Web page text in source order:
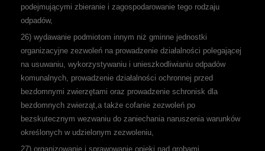
podejmującymi zbieranie i zagospodarowanie tego rodzaju
odpadów,
26) wydawanie podmiotom innym niż gminne jednostki
organizacyjne zezwoleń na prowadzenie działalności polegającej
na usuwaniu, wykorzystywaniu i unieszkodliwianiu odpadów
komunalnych, prowadzenie działalności ochronnej przed
bezdomnymi zwierzętami oraz prowadzenie schronisk dla
bezdomnych zwierząt,a także cofanie zezwoleń po
bezskutecznym wezwaniu do zaniechania naruszenia warunków
określonych w udzielonym zezwoleniu,
27) organizowanie i sprawowanie opieki nad grobami